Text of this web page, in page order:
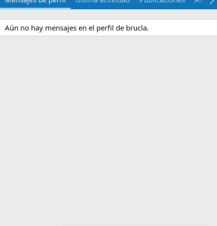
Aún no hay mensajes en el perfil de brucla.